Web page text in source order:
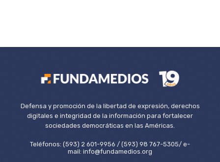
Defensa y promoción de la libertad de expresión, derechos
digitales e integridad de la información para fortalecer
sociedades democráticas en las Américas.
Teléfonos: (593) 2 601-9956 / (593) 98 767-5305/ e-
mail: info@fundamedios.org